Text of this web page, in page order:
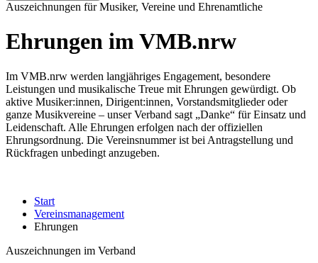
Auszeichnungen für Musiker, Vereine und Ehrenamtliche
Ehrungen im VMB.nrw
Im VMB.nrw werden langjähriges Engagement, besondere
Leistungen und musikalische Treue mit Ehrungen gewürdigt. Ob
aktive Musiker:innen, Dirigent:innen, Vorstandsmitglieder oder
ganze Musikvereine – unser Verband sagt „Danke“ für Einsatz und
Leidenschaft. Alle Ehrungen erfolgen nach der offiziellen
Ehrungsordnung. Die Vereinsnummer ist bei Antragstellung und
Rückfragen unbedingt anzugeben.
Start
Vereinsmanagement
Ehrungen
Auszeichnungen im Verband